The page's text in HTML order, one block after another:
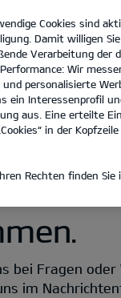
Autohaus Konrad
bei Fragen
im
Cookies sind
Damit willigen
Verarbeitung der
Wir
personalisierte
ein Interessenprofil
aus. Eine erteilte
in der Kopfzeile
Rechten finden Sie